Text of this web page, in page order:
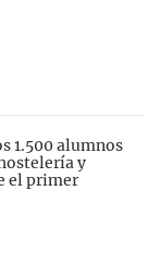
1.500 alumnos
y
el primer